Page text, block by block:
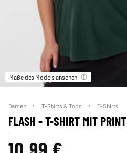
Maße des Models ansehen
Damen T-Shirts & Tops T-Shirts
FLASH - T-SHIRT MIT PRINT